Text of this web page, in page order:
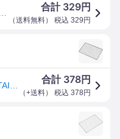
合計 329円
（送料無料） 税込 329 円
合計 378円
（+送料） 税込 378 円